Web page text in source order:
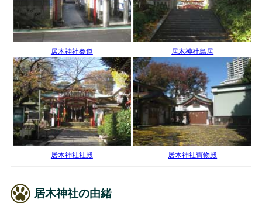
居木神社参道 居木神社鳥居
居木神社社殿 居木神社寶物殿
居木神社の由緒